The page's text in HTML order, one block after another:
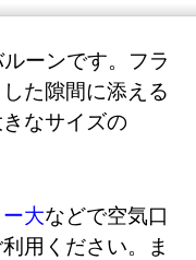
ーンです。フラ
た隙間に添える
なサイズの
大などで空気口
用ください。ま